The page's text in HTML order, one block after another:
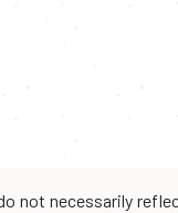
not necessarily